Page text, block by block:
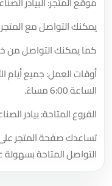
يمكنك التواصل مع المتجر
كما يمكنك التواصل من
الساعة 6:00 مساءً.
الفروع المتاحة: بيادر
تساعدك صفحة المتجر
التواصل المتاحة بسهولة